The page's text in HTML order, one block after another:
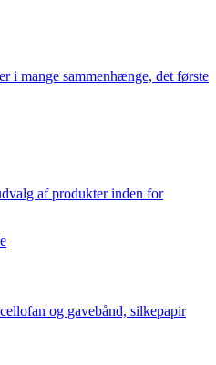
i mange sammenhænge, det første
af produkter inden for
og gavebånd, silkepapir